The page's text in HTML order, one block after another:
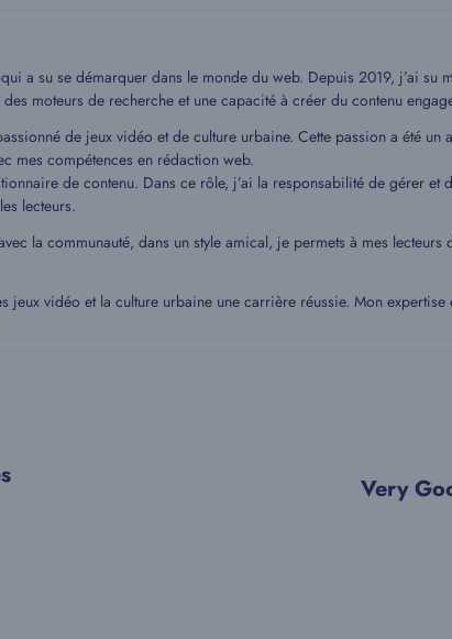
a su se démarquer dans le monde du web. Depuis 2019, j’ai su
moteurs de recherche et une capacité à créer du contenu
de jeux vidéo et de culture urbaine. Cette passion a été
mes compétences en rédaction web.
de contenu. Dans ce rôle, j’ai la responsabilité de gérer et
lecteurs.
la communauté, dans un style amical, je permets à mes
vidéo et la culture urbaine une carrière réussie. Mon
Very